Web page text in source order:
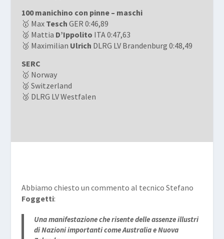
100 manichino con pinne – maschi
🥇 Max Tesch GER 0:46,89
🥈 Mattia D’Ippolito ITA 0:47,63
🥉 Maximilian Ulrich DLRG LV Brandenburg 0:48,49
SERC
🥇 Norway
🥈 Switzerland
🥉 DLRG LV Westfalen
Abbiamo chiesto un commento al tecnico Stefano
Foggetti:
Una manifestazione che risente delle assenze illustri
di Nazioni importanti come Australia e Nuova